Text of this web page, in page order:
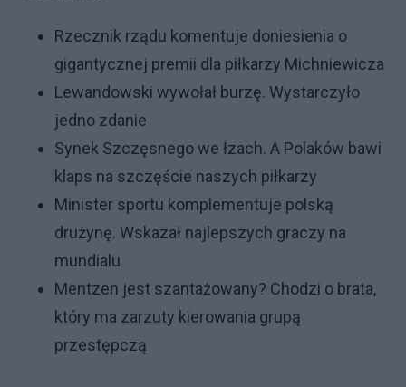
Rzecznik rządu komentuje doniesienia o
gigantycznej premii dla piłkarzy Michniewicza
Lewandowski wywołał burzę. Wystarczyło
jedno zdanie
Synek Szczęsnego we łzach. A Polaków bawi
klaps na szczęście naszych piłkarzy
Minister sportu komplementuje polską
drużynę. Wskazał najlepszych graczy na
mundialu
Mentzen jest szantażowany? Chodzi o brata,
który ma zarzuty kierowania grupą
przestępczą